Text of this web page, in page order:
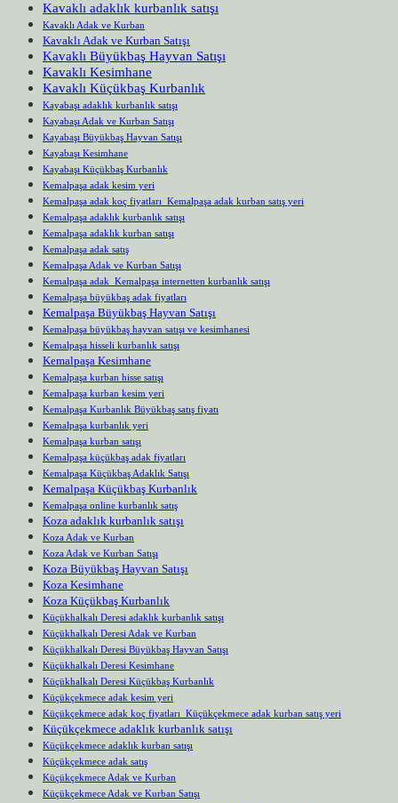
Kavaklı adaklık kurbanlık satışı
Kavaklı Adak ve Kurban
Kavaklı Adak ve Kurban Satışı
Kavaklı Büyükbaş Hayvan Satışı
Kavaklı Kesimhane
Kavaklı Küçükbaş Kurbanlık
Kayabaşı adaklık kurbanlık satışı
Kayabaşı Adak ve Kurban Satışı
Kayabaşı Büyükbaş Hayvan Satışı
Kayabaşı Kesimhane
Kayabaşı Küçükbaş Kurbanlık
Kemalpaşa adak kesim yeri
Kemalpaşa adak koç fiyatları Kemalpaşa adak kurban satış yeri
Kemalpaşa adaklık kurbanlık satışı
Kemalpaşa adaklık kurban satışı
Kemalpaşa adak satış
Kemalpaşa Adak ve Kurban Satışı
Kemalpaşa adak Kemalpaşa internetten kurbanlık satışı
Kemalpaşa büyükbaş adak fiyatları
Kemalpaşa Büyükbaş Hayvan Satışı
Kemalpaşa büyükbaş hayvan satışı ve kesimhanesi
Kemalpaşa hisseli kurbanlık satışı
Kemalpaşa Kesimhane
Kemalpaşa kurban hisse satışı
Kemalpaşa kurban kesim yeri
Kemalpaşa Kurbanlık Büyükbaş satış fiyatı
Kemalpaşa kurbanlık yeri
Kemalpaşa kurban satışı
Kemalpaşa küçükbaş adak fiyatları
Kemalpaşa Küçükbaş Adaklık Satışı
Kemalpaşa Küçükbaş Kurbanlık
Kemalpaşa online kurbanlık satış
Koza adaklık kurbanlık satışı
Koza Adak ve Kurban
Koza Adak ve Kurban Satışı
Koza Büyükbaş Hayvan Satışı
Koza Kesimhane
Koza Küçükbaş Kurbanlık
Küçükhalkalı Deresi adaklık kurbanlık satışı
Küçükhalkalı Deresi Adak ve Kurban
Küçükhalkalı Deresi Büyükbaş Hayvan Satışı
Küçükhalkalı Deresi Kesimhane
Küçükhalkalı Deresi Küçükbaş Kurbanlık
Küçükçekmece adak kesim yeri
Küçükçekmece adak koç fiyatları Küçükçekmece adak kurban satış yeri
Küçükçekmece adaklık kurbanlık satışı
Küçükçekmece adaklık kurban satışı
Küçükçekmece adak satış
Küçükçekmece Adak ve Kurban
Küçükçekmece Adak ve Kurban Satışı